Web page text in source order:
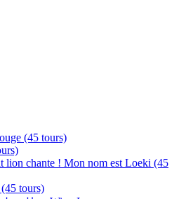
(45 tours)
lion chante ! Mon nom est Loeki (45
tours)